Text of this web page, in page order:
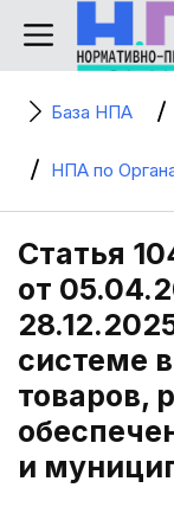
База НПА
НПА по
Статья
от
системе
товаров,
и